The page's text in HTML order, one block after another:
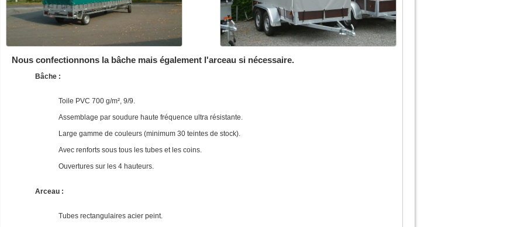
Nous confectionnons la bâche mais également l'arceau si nécessaire.
Bâche :
Toile PVC 700 g/m², 9/9.
Assemblage par soudure haute fréquence ultra résistante.
Large gamme de couleurs (minimum 30 teintes de stock).
Avec renforts sous tous les tubes et les coins.
Ouvertures sur les 4 hauteurs.
Arceau :
Tubes rectangulaires acier peint.